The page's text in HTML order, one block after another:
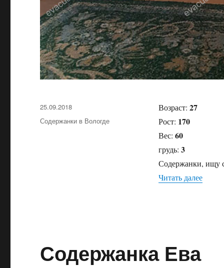
Возраст: 27
Рост: 170
Вес: 60
грудь: 3
Содержанки, ищу
Читать далее
Опубликовано
25.09.2018
Рубрики
Содержанки в Вологде
Содержанка Ева